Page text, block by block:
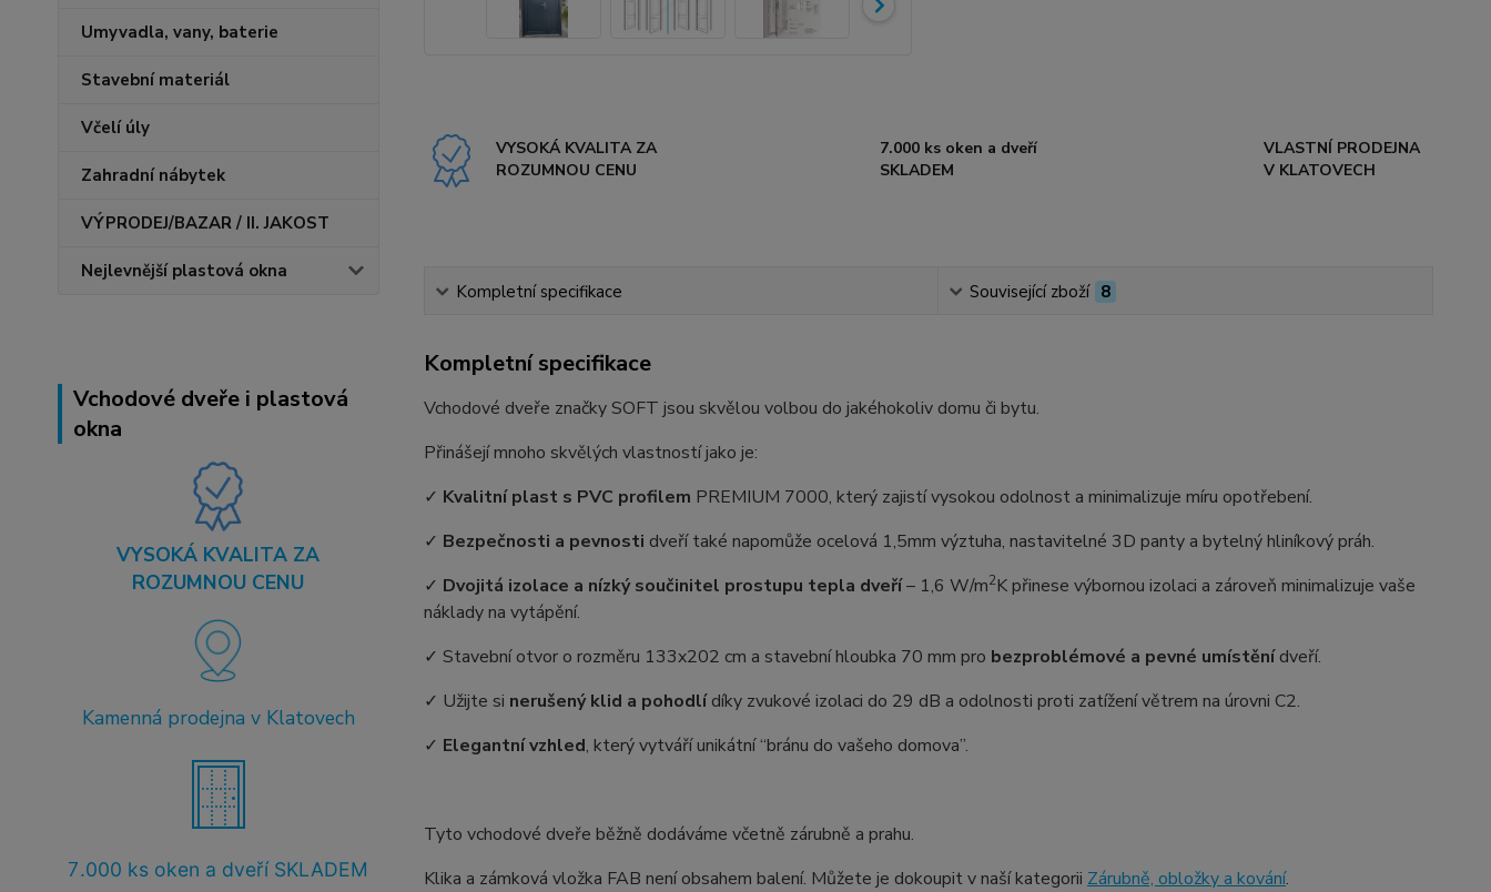
Umyvadla, vany, baterie
Stavební materiál
Včelí úly
Zahradní nábytek
VÝPRODEJ/BAZAR / II. JAKOST
Nejlevnější plastová okna
Vchodové dveře i plastová
okna
VYSOKÁ KVALITA ZA
ROZUMNOU CENU
Kamenná prodejna v Klatovech
7.000 ks oken a dveří SKLADEM
VYSOKÁ KVALITA ZA
ROZUMNOU CENU
7.000 ks oken a dveří
SKLADEM
VLASTNÍ PRODEJNA
V KLATOVECH
Kompletní specifikace Související zboží 8
Kompletní specifikace
Vchodové dveře značky SOFT jsou skvělou volbou do jakéhokoliv domu či bytu.
Přinášejí mnoho skvělých vlastností jako je:
✓ Kvalitní plast s PVC profilem PREMIUM 7000, který zajistí vysokou odolnost a minimalizuje míru opotřebení.
✓ Bezpečnosti a pevnosti dveří také napomůže ocelová 1,5mm výztuha, nastavitelné 3D panty a bytelný hliníkový práh.
✓ Dvojitá izolace a nízký součinitel prostupu tepla dveří– ⁠1,6 W/m2K přinese výbornou izolaci a zároveň minimalizuje vaše
náklady na vytápění.
✓ Stavební otvor o rozměru 133x202 cm a stavební hloubka 70 mm pro bezproblémové a pevné umístěnídveří.
✓ Užijte si nerušený klid a pohodlídíky zvukové izolaci do 29 dB a odolnosti proti zatížení větrem na úrovni C2.
✓ Elegantní vzhled, který vytváří unikátní “bránu do vašeho domova”.
Tyto vchodové dveře běžně dodáváme včetně zárubně a prahu.
Klika a zámková vložka FAB není obsahem balení. Můžete je dokoupit v naší kategorii Zárubně, obložky a kování.